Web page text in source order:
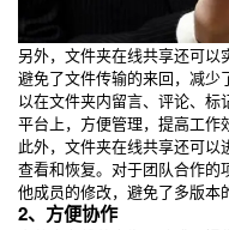
另外，文件夹在线共享还可以
避免了文件传输的来回，减
以在文件夹内留言、评论、
平台上，方便管理，提高工作
此外，文件夹在线共享还可
查看和恢复。对于团队合作
他成员的修改，避免了多版本
2、方便协作